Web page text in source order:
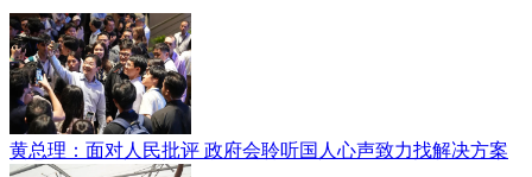
黄总理：面对人民批评 政府会聆听国人心声致力找解决方案